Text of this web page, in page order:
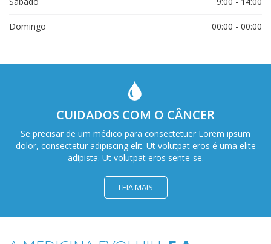
Domingo 00:00 - 00:00
CUIDADOS COM O CÂNCER
Se precisar de um médico para consectetuer Lorem ipsum
dolor, consectetur adipiscing elit. Ut volutpat eros é uma elite
adipista. Ut volutpat eros sente-se.
LEIA MAIS